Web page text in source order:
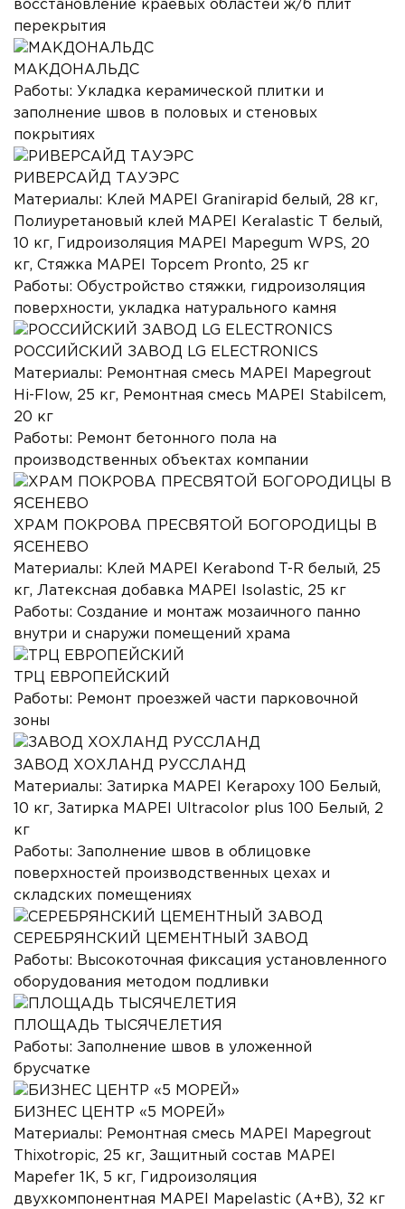
восстановление краевых областей ж/б плит
перекрытия
МАКДОНАЛЬДС
Работы: Укладка керамической плитки и
заполнение швов в половых и стеновых
покрытиях
РИВЕРСАЙД ТАУЭРС
Материалы: Клей MAPEI Granirapid белый, 28 кг,
Полиуретановый клей MAPEI Keralastic T белый,
10 кг, Гидроизоляция MAPEI Mapegum WPS, 20
кг, Стяжка MAPEI Topcem Pronto, 25 кг
Работы: Обустройство стяжки, гидроизоляция
поверхности, укладка натурального камня
РОССИЙСКИЙ ЗАВОД LG ELECTRONICS
Материалы: Ремонтная смесь MAPEI Mapegrout
Hi-Flow, 25 кг, Ремонтная смесь MAPEI Stabilcem,
20 кг
Работы: Ремонт бетонного пола на
производственных объектах компании
ХРАМ ПОКРОВА ПРЕСВЯТОЙ БОГОРОДИЦЫ В
ЯСЕНЕВО
Материалы: Клей MAPEI Kerabond T-R белый, 25
кг, Латексная добавка MAPEI Isolastic, 25 кг
Работы: Создание и монтаж мозаичного панно
внутри и снаружи помещений храма
ТРЦ ЕВРОПЕЙСКИЙ
Работы: Ремонт проезжей части парковочной
зоны
ЗАВОД ХОХЛАНД РУССЛАНД
Материалы: Затирка MAPEI Kerapoxy 100 Белый,
10 кг, Затирка MAPEI Ultracolor plus 100 Белый, 2
кг
Работы: Заполнение швов в облицовке
поверхностей производственных цехах и
складских помещениях
СЕРЕБРЯНСКИЙ ЦЕМЕНТНЫЙ ЗАВОД
Работы: Высокоточная фиксация установленного
оборудования методом подливки
ПЛОЩАДЬ ТЫСЯЧЕЛЕТИЯ
Работы: Заполнение швов в уложенной
брусчатке
БИЗНЕС ЦЕНТР «5 МОРЕЙ»
Материалы: Ремонтная смесь MAPEI Mapegrout
Thixotropic, 25 кг, Защитный состав MAPEI
Mapefer 1K, 5 кг, Гидроизоляция
двухкомпонентная MAPEI Mapelastic (А+B), 32 кг